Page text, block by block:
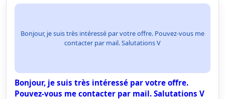
Bonjour, je suis très intéressé par votre offre. Pouvez-vous me
contacter par mail. Salutations V
Bonjour, je suis très intéressé par votre offre.
Pouvez-vous me contacter par mail. Salutations V